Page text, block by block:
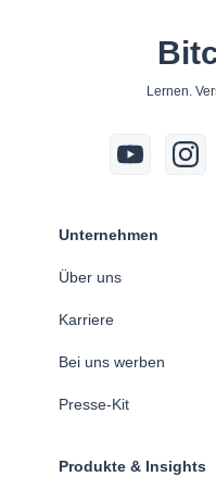
Lernen.
Unternehmen
Über uns
Karriere
Bei uns werben
Presse-Kit
Produkte & Insights